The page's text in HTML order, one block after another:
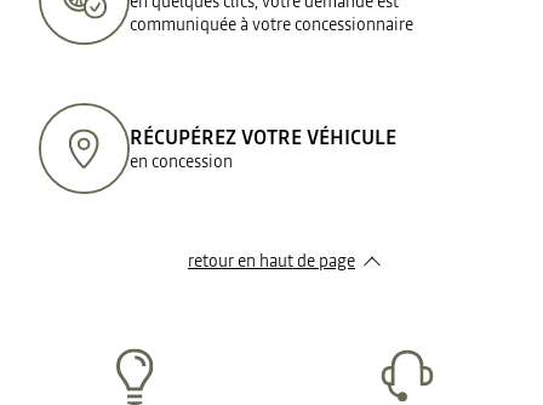
communiquée à votre concessionnaire
RÉCUPÉREZ VOTRE VÉHICULE
en concession
retour en haut de page​